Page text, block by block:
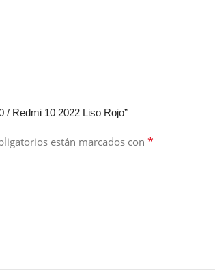
/ Redmi 10 2022 Liso Rojo”
están marcados con *